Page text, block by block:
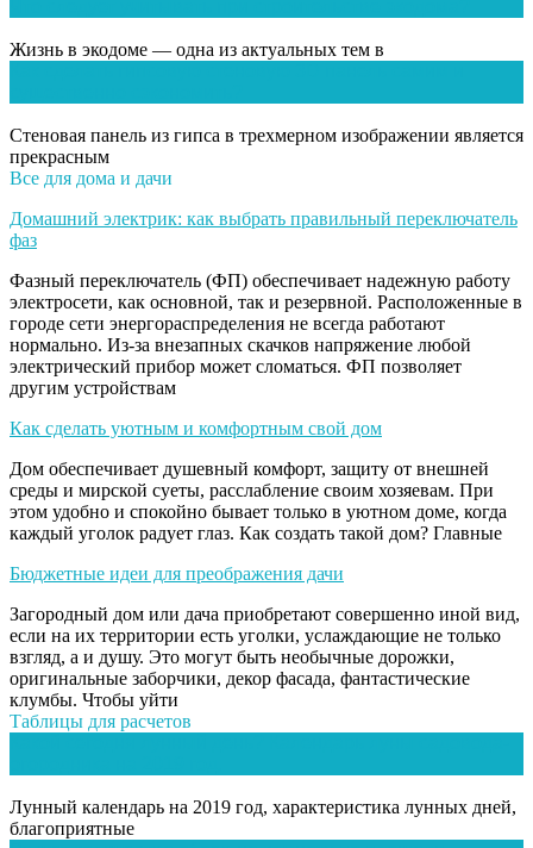
Жизнь в экодоме — одна из актуальных тем в
Стеновая панель из гипса в трехмерном изображении является
прекрасным
Все для дома и дачи
Домашний электрик: как выбрать правильный переключатель
фаз
Фазный переключатель (ФП) обеспечивает надежную работу
электросети, как основной, так и резервной. Расположенные в
городе сети энергораспределения не всегда работают
нормально. Из-за внезапных скачков напряжение любой
электрический прибор может сломаться. ФП позволяет
другим устройствам
Как сделать уютным и комфортным свой дом
Дом обеспечивает душевный комфорт, защиту от внешней
среды и мирской суеты, расслабление своим хозяевам. При
этом удобно и спокойно бывает только в уютном доме, когда
каждый уголок радует глаз. Как создать такой дом? Главные
Бюджетные идеи для преображения дачи
Загородный дом или дача приобретают совершенно иной вид,
если на их территории есть уголки, услаждающие не только
взгляд, а и душу. Это могут быть необычные дорожки,
оригинальные заборчики, декор фасада, фантастические
клумбы. Чтобы уйти
Таблицы для расчетов
Лунный календарь на 2019 год, характеристика лунных дней,
благоприятные